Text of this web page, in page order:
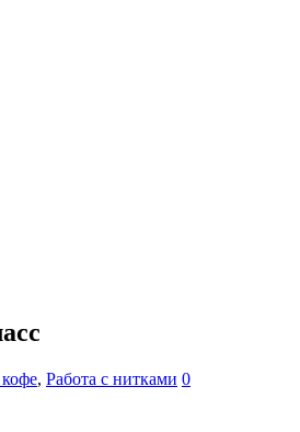
, Работа с нитками 0